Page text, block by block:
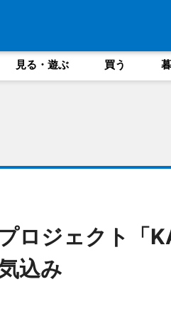
見る・遊ぶ 買う
ロジェクト「
込み